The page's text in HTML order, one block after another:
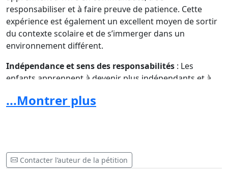
responsabiliser et à faire preuve de patience. Cette
expérience est également un excellent moyen de sortir
du contexte scolaire et de s’immerger dans un
environnement différent.
Indépendance et sens des responsabilités : Les
enfants apprennent à devenir plus indépendants et à
compromis au sein du groupe.
ce qui est bénéfique pour leur développement mental
et social.
...Montrer plus
Contacter l’auteur de la pétition